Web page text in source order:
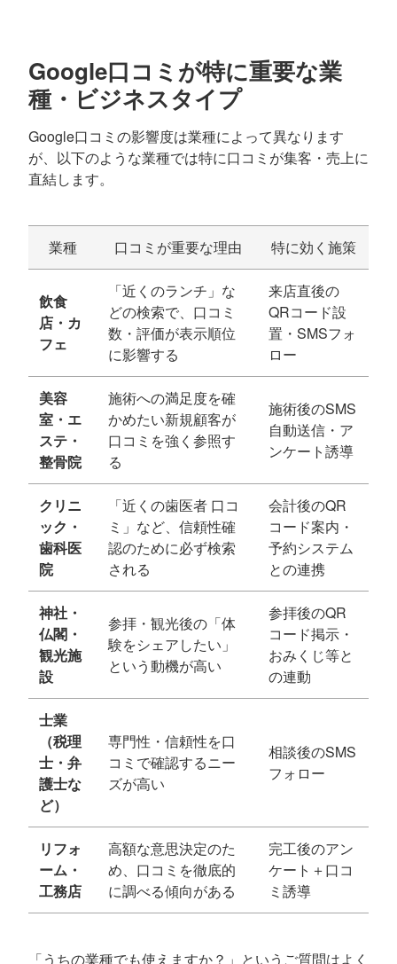
Google口コミが特に重要な業
種・ビジネスタイプ
Google口コミの影響度は業種によって異なります
が、以下のような業種では特に口コミが集客・売上に
直結します。
業種 口コミが重要な理由 特に効く施策
飲食
店・カ
フェ
「近くのランチ」な
どの検索で、口コミ
数・評価が表示順位
に影響する
来店直後の
QRコード設
置・SMSフォ
ロー
美容
室・エ
ステ・
整骨院
施術への満足度を確
かめたい新規顧客が
口コミを強く参照す
る
施術後のSMS
自動送信・ア
ンケート誘導
クリニ
ック・
歯科医
院
「近くの歯医者 口コ
ミ」など、信頼性確
認のために必ず検索
される
会計後のQR
コード案内・
予約システム
との連携
神社・
仏閣・
観光施
設
参拝・観光後の「体
験をシェアしたい」
という動機が高い
参拝後のQR
コード掲示・
おみくじ等と
の連動
士業
（税理
士・弁
護士な
ど）
専門性・信頼性を口
コミで確認するニー
ズが高い
相談後のSMS
フォロー
リフォ
ーム・
工務店
高額な意思決定のた
め、口コミを徹底的
に調べる傾向がある
完工後のアン
ケート＋口コ
ミ誘導
「うちの業種でも使えますか？」というご質問はよく